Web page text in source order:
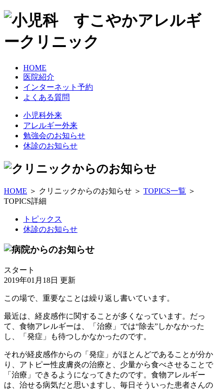
HOME
医院紹介
インターネット予約
よくある質問
小児科外来
アレルギー外来
勉強会のお知らせ
休診のお知らせ
HOME ＞ クリニックからのお知らせ ＞ TOPICS一覧 ＞
TOPICS詳細
トピックス
休診のお知らせ
スタート
2019年01月18日 更新
この場で、重要なことは繰り返し書いています。
最近は、経皮感作に関することが多くなっています。だっ
て、食物アレルギーは、「治療」では“除去”しかなかった
し、「発症」も待つしかなかったのです。
それが経皮感作からの「発症」がほとんどであることが分か
り、アトピー性皮膚炎の治療と、少量から食べさせることで
「治療」できるようになってきたのです。食物アレルギー
は、治せる病気だと思いますし、毎日そういった患者さんの